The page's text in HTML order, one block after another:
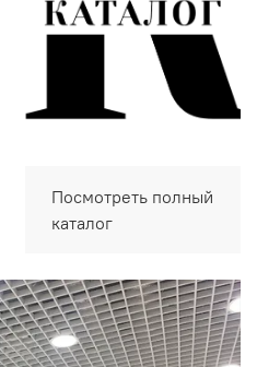
Посмотреть полный
каталог